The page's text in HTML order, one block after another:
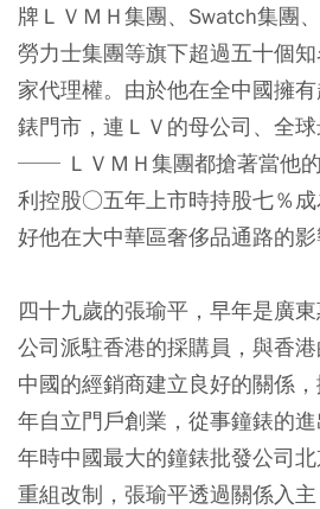
牌ＬＶＭＨ集團、Swatch集團、
勞力士集團等旗下超過五十個
家代理權。由於他在全中國擁
錶門市，連ＬＶ的母公司、全
── ＬＶＭＨ集團都搶著當他
利控股○五年上市時持股七％
好他在大中華區奢侈品通路的影
四十九歲的張瑜平，早年是廣
公司派駐香港的採購員，與香港
中國的經銷商建立良好的關係
年自立門戶創業，從事鐘錶的
年時中國最大的鐘錶批發公司
重組改制，張瑜平透過關係入